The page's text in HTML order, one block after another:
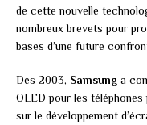
de cette nouvelle
nombreux brevets pour
bases d’une future
Dès 2003, Samsung a
OLED pour les
sur le développement